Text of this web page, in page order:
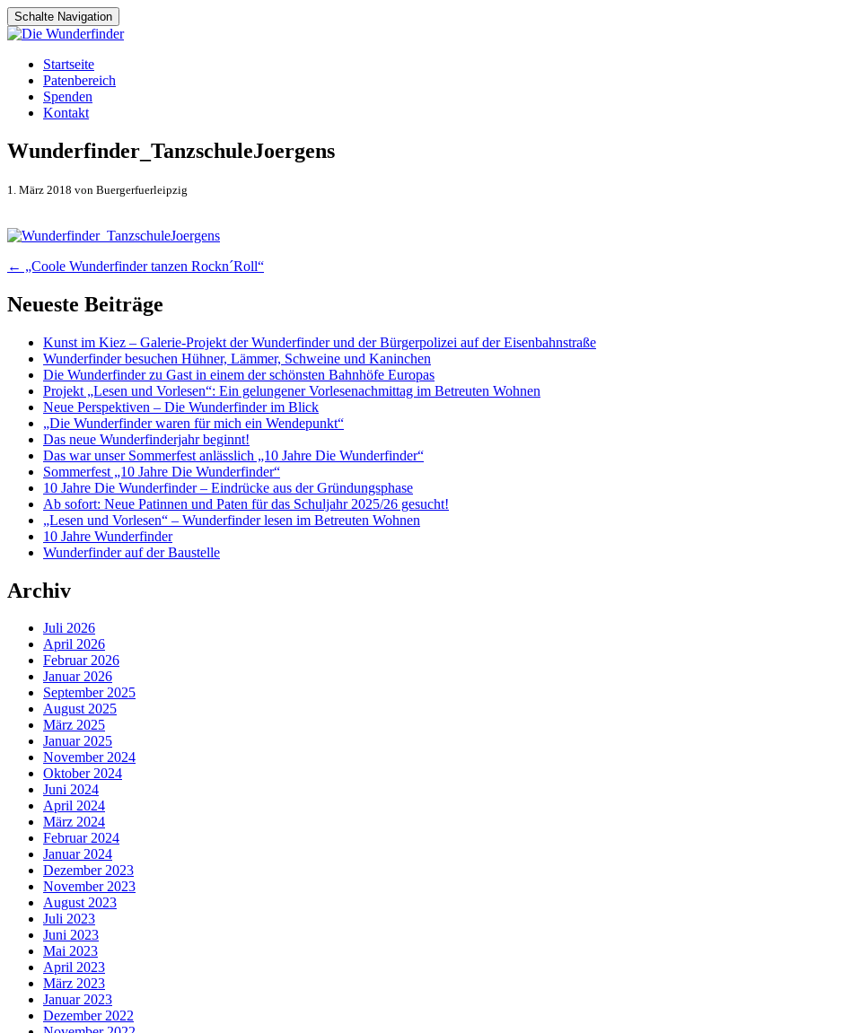
Schalte Navigation
Zum
Inhalt
springen
Startseite
Patenbereich
Spenden
Kontakt
Wunderfinder_TanzschuleJoergens
1. März 2018 von Buergerfuerleipzig
Artikel-
Navigation
← „Coole Wunderfinder tanzen Rockn´Roll“
Neueste Beiträge
Kunst im Kiez – Galerie-Projekt der Wunderfinder und der Bürgerpolizei auf der Eisenbahnstraße
Wunderfinder besuchen Hühner, Lämmer, Schweine und Kaninchen
Die Wunderfinder zu Gast in einem der schönsten Bahnhöfe Europas
Projekt „Lesen und Vorlesen“: Ein gelungener Vorlesenachmittag im Betreuten Wohnen
Neue Perspektiven – Die Wunderfinder im Blick
„Die Wunderfinder waren für mich ein Wendepunkt“
Das neue Wunderfinderjahr beginnt!
Das war unser Sommerfest anlässlich „10 Jahre Die Wunderfinder“
Sommerfest „10 Jahre Die Wunderfinder“
10 Jahre Die Wunderfinder – Eindrücke aus der Gründungsphase
Ab sofort: Neue Patinnen und Paten für das Schuljahr 2025/26 gesucht!
„Lesen und Vorlesen“ – Wunderfinder lesen im Betreuten Wohnen
10 Jahre Wunderfinder
Wunderfinder auf der Baustelle
Archiv
Juli 2026
April 2026
Februar 2026
Januar 2026
September 2025
August 2025
März 2025
Januar 2025
November 2024
Oktober 2024
Juni 2024
April 2024
März 2024
Februar 2024
Januar 2024
Dezember 2023
November 2023
August 2023
Juli 2023
Juni 2023
Mai 2023
April 2023
März 2023
Januar 2023
Dezember 2022